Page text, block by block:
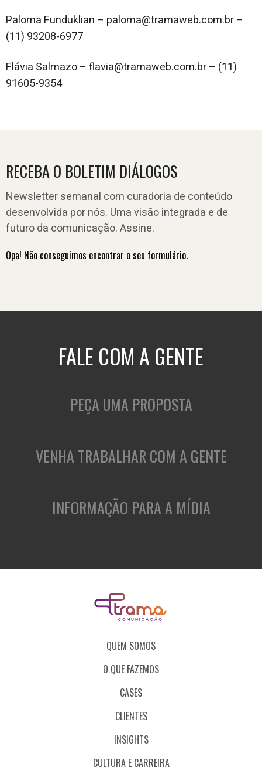
Paloma Funduklian – paloma@tramaweb.com.br –
(11) 93208-6977
Flávia Salmazo – flavia@tramaweb.com.br – (11)
91605-9354
RECEBA O BOLETIM DIÁLOGOS
Newsletter semanal com curadoria de conteúdo
desenvolvida por nós. Uma visão integrada e de
futuro da comunicação. Assine.
Opa! Não conseguimos encontrar o seu formulário.
FALE COM A GENTE
PEÇA UMA PROPOSTA
VENHA TRABALHAR COM A GENTE
INFORMAÇÃO PARA A MÍDIA
QUEM SOMOS
O QUE FAZEMOS
CASES
CLIENTES
INSIGHTS
CULTURA E CARREIRA